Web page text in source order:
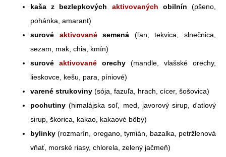
kaša z bezlepkových aktivovaných obilnín (pšeno,
pohánka, amarant)
surové aktivovanésemená (ľan, tekvica, slnečnica,
sezam, mak, chia, kmín)
surové aktivované orechy (mandle, vlašské orechy,
lieskovce, kešu, para, píniové)
varené strukoviny (sója, fazuľa, hrach, cícer, šošovica)
pochutiny (himalájska soľ, med, javorový sirup, ďatlový
sirup, škorica, kakao, kakaové bôby)
bylinky(rozmarín, oregano, tymián, bazalka, petržlenová
vňať, morské riasy, chlorela, zelený jačmeň)